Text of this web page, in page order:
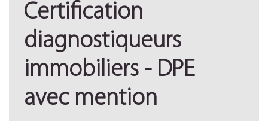
Certification
diagnostiqueurs
immobiliers - DPE
avec mention